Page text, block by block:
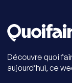
Découvre quoi
aujourd’hui, ce